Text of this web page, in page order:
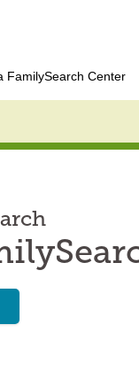
FamilySearch Center